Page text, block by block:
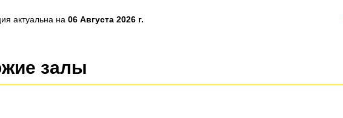
актуальна на 06 Августа 2026 г.
залы